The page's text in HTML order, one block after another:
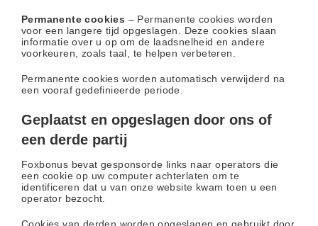
Permanente cookies – Permanente cookies worden
voor een langere tijd opgeslagen. Deze cookies slaan
informatie over u op om de laadsnelheid en andere
voorkeuren, zoals taal, te helpen verbeteren.
Permanente cookies worden automatisch verwijderd na
een vooraf gedefinieerde periode.
Geplaatst en opgeslagen door ons of
een derde partij
Foxbonus bevat gesponsorde links naar operators die
een cookie op uw computer achterlaten om te
identificeren dat u van onze website kwam toen u een
operator bezocht.